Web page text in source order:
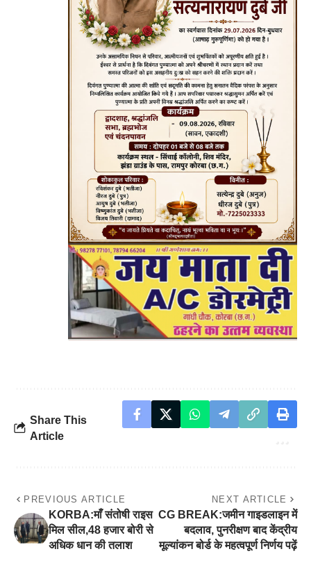
Share This
Article
PREVIOUS ARTICLE
KORBA:माँ संतोषी राइस
मिल सील,48 हजार बोरी से
अधिक धान की तलाश
NEXT ARTICLE
CG BREAK:जमीन गाइडलाइन में
बदलाव, पुनरीक्षण बाद केंद्रीय
मूल्यांकन बोर्ड के महत्वपूर्ण निर्णय पढ़ें